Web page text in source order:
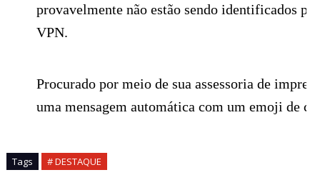
provavelmente não estão sendo identificados
VPN.
Procurado por meio de sua assessoria de
uma mensagem automática com um emoji de
Tags # DESTAQUE